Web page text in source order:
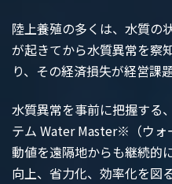
陸上養殖の多くは、水質の
が起きてから水質異常を察
り、その経済損失が経営課
水質異常を事前に把握する
テム Water Master※（ウォ
動値を遠隔地からも継続的
向上、省力化、効率化を図